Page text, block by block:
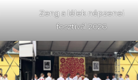
Zeng a lélek népzenei
fesztivál 2026